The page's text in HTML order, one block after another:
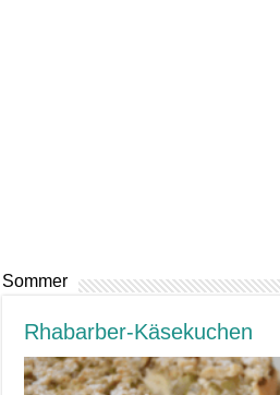
Sommer
Rhabarber-Käsekuchen